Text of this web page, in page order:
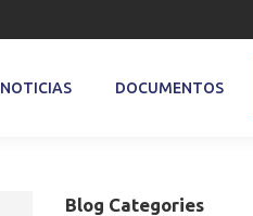
NOTICIAS DOCUMENTOS
Blog Categories